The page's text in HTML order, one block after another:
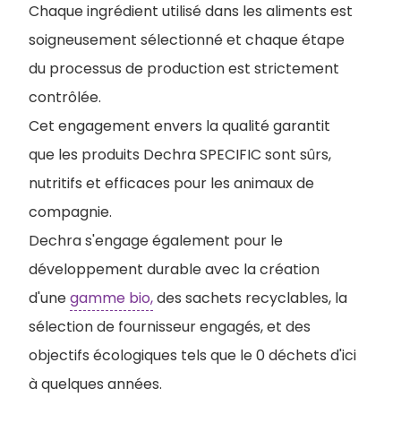
Chaque ingrédient utilisé dans les aliments est
soigneusement sélectionné et chaque étape
du processus de production est strictement
contrôlée.
Cet engagement envers la qualité garantit
que les produits Dechra SPECIFIC sont sûrs,
nutritifs et efficaces pour les animaux de
compagnie.
Dechra s'engage également pour le
développement durable avec la création
d'unegamme bio,des sachets recyclables, la
sélection de fournisseur engagés, et des
objectifs écologiques tels que le 0 déchets d'ici
à quelques années.